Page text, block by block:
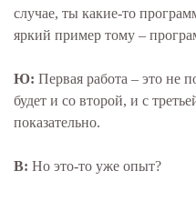
случае, ты какие-то
яркий пример тому –
Ю: Первая работа – это не
будет и со второй, и с
показательно.
В: Но это-то уже опыт?